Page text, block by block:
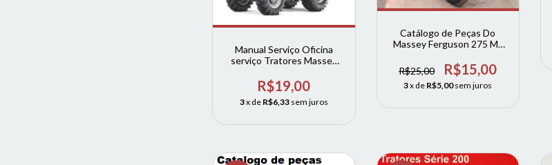
Manual Serviço Oficina
serviço Tratores Massey
7180
R$19,00
3x de R$6,33 sem juros
Catálogo de Peças Do
Massey Ferguson 275 MF
R$25,00
R$15,00
3x de R$5,00sem juros